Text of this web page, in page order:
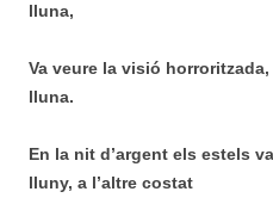
lluna,
Va veure la visió
lluna.
En la nit d’argent els estels
lluny, a l’altre costat